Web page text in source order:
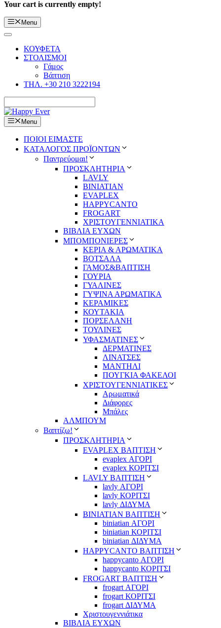
Your cart is currently empty!
Menu
ΚΟΥΦΕΤΑ
ΣΤΟΛΙΣΜΟΙ
Γάμος
Βάπτιση
ΤΗΛ. +30 210 3222194
Menu
ΠΟΙΟΙ ΕΙΜΑΣΤΕ
ΚΑΤΑΛΟΓΟΣ ΠΡΟΪΟΝΤΩΝ
Παντρεύομαι!
ΠΡΟΣΚΛΗΤΗΡΙΑ
LAVLY
BINIATIAN
EVAPLEX
HAPPYCANTO
FROGART
ΧΡΙΣΤΟΥΓΕΝΝΙΑΤΙΚΑ
ΒΙΒΛΙΑ ΕΥΧΩΝ
ΜΠΟΜΠΟΝΙΕΡΕΣ
ΚΕΡΙΑ & ΑΡΩΜΑΤΙΚΑ
ΒΟΤΣΑΛΑ
ΓΑΜΟΣ&ΒΑΠΤΙΣΗ
ΓΟΥΡΙΑ
ΓΥΑΛΙΝΕΣ
ΓΥΨΙΝΑ ΑΡΩΜΑΤΙΚΑ
ΚΕΡΑΜΙΚΕΣ
ΚΟΥΤΑΚΙΑ
ΠΟΡΣΕΛΑΝΗ
ΤΟΥΛΙΝΕΣ
ΥΦΑΣΜΑΤΙΝΕΣ
ΔΕΡΜΑΤΙΝΕΣ
ΛΙΝΑΤΣΕΣ
ΜΑΝΤΗΛΙ
ΠΟΥΓΚΙΑ ΦΑΚΕΛΟΙ
ΧΡΙΣΤΟΥΓΕΝΝΙΑΤΙΚΕΣ
Αρωματικά
Διάφορες
Μπάλες
ΑΛΜΠΟΥΜ
Βαπτίζω!
ΠΡΟΣΚΛΗΤΗΡΙΑ
EVAPLEX ΒΑΠΤΙΣΗ
evaplex ΑΓΟΡΙ
evaplex ΚΟΡΙΤΣΙ
LAVLY ΒΑΠΤΙΣΗ
lavly ΑΓΟΡΙ
lavly ΚΟΡΙΤΣΙ
lavly ΔΙΔΥΜΑ
ΒΙΝΙΑΤΙΑΝ ΒΑΠΤΙΣΗ
biniatian ΑΓΟΡΙ
biniatian ΚΟΡΙΤΣΙ
biniatian ΔΙΔΥΜΑ
HAPPYCANTO ΒΑΠΤΙΣΗ
happycanto ΑΓΟΡΙ
happycanto ΚΟΡΙΤΣΙ
FROGART ΒΑΠΤΙΣΗ
frogart ΑΓΟΡΙ
frogart ΚΟΡΙΤΣΙ
frogart ΔΙΔΥΜΑ
Χριστουγεννιάτικα
ΒΙΒΛΙΑ ΕΥΧΩΝ